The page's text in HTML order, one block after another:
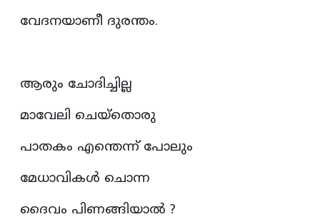
വേദനയാണീ ദുരന്തം.
ആരും ചോദിച്ചില്ല
മാവേലി ചെയ്തൊരു
പാതകം എന്തെന്ന്‌ പോലും
മേധാവികൾ ചൊന്ന
ദൈവം പിണങ്ങിയാൽ ?